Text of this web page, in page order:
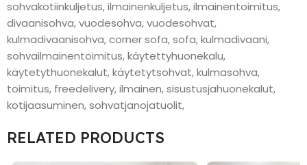
sohvakotiinkuljetus, ilmainenkuljetus, ilmainentoimitus,
divaanisohva, vuodesohva, vuodesohvat,
kulmadivaanisohva, corner sofa, sofa, kulmadivaani,
sohvailmainentoimitus, käytettyhuonekalu,
käytetythuonekalut, käytetytsohvat, kulmasohva,
toimitus, freedelivery, ilmainen, sisustusjahuonekalut,
kotijaasuminen, sohvatjanojatuolit,
RELATED PRODUCTS